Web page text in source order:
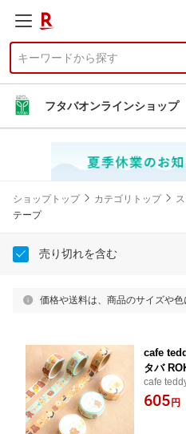
フタバオンラインショップ
ショップトップ カテゴリトップ
テープ
売り切れを含む
価格や送料は、商品のサイズや色
cafe
タバ
ア 韓国
ョナリ
cafe
しマスキ
ょこっと
605円